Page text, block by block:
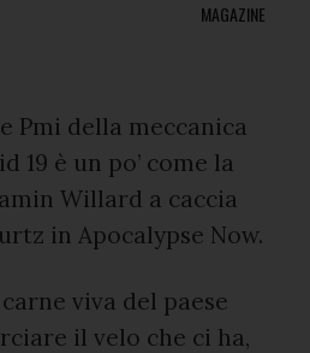
MAGAZINE
Pmi della meccanica
19 è un po’ come la
Willard a caccia
in Apocalypse Now.
viva del paese
il velo che ci ha,